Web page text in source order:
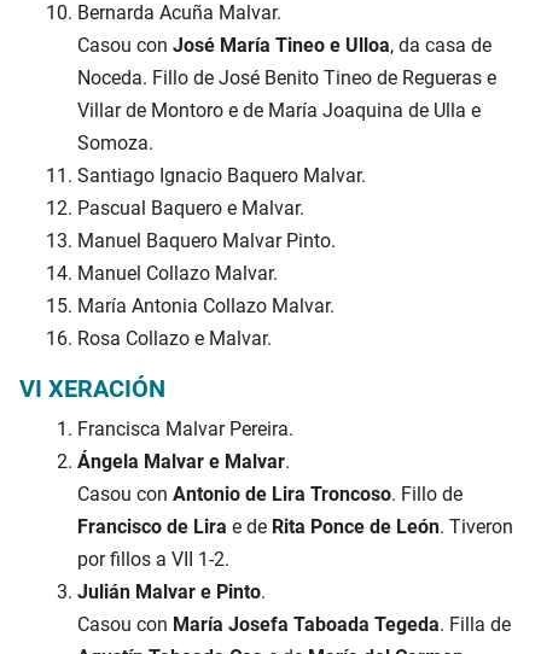
Bernarda Acuña Malvar.
Casou con José María Tineo e Ulloa, da casa de
Noceda. Fillo de José Benito Tineo de Regueras e
Villar de Montoro e de María Joaquina de Ulla e
Somoza.
Santiago Ignacio Baquero Malvar.
Pascual Baquero e Malvar.
Manuel Baquero Malvar Pinto.
Manuel Collazo Malvar.
María Antonia Collazo Malvar.
Rosa Collazo e Malvar.
VI XERACIÓN
Francisca Malvar Pereira.
Ángela Malvar e Malvar.
Casou con Antonio de Lira Troncoso. Fillo de
Francisco de Lira e de Rita Ponce de León. Tiveron
por fillos a VII 1-2.
Julián Malvar e Pinto.
Casou con María Josefa Taboada Tegeda. Filla de